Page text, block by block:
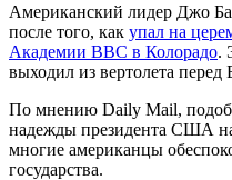
Американский лидер Джо
после того, как упал на
Академии ВВС в Колорадо.
выходил из вертолета
По мнению Daily Mail,
надежды президента США
многие американцы
государства.